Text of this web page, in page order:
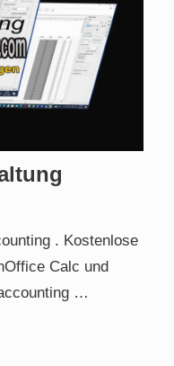
. Kostenlose
Calc und
…